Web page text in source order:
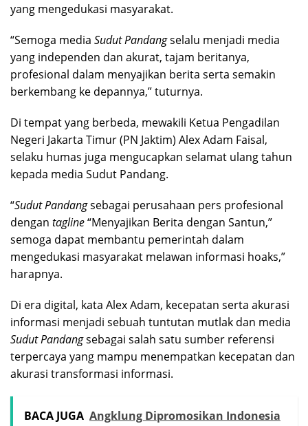
yang mengedukasi masyarakat.
“Semoga media Sudut Pandangselalu menjadi media
yang independen dan akurat, tajam beritanya,
profesional dalam menyajikan berita serta semakin
berkembang ke depannya,” tuturnya.
Di tempat yang berbeda, mewakili Ketua Pengadilan
Negeri Jakarta Timur (PN Jaktim) Alex Adam Faisal,
selaku humas juga mengucapkan selamat ulang tahun
kepada media Sudut Pandang.
“Sudut Pandangsebagai perusahaan pers profesional
dengan tagline“Menyajikan Berita dengan Santun,”
semoga dapat membantu pemerintah dalam
mengedukasi masyarakat melawan informasi hoaks,”
harapnya.
Di era digital, kata Alex Adam, kecepatan serta akurasi
informasi menjadi sebuah tuntutan mutlak dan media
Sudut Pandangsebagai salah satu sumber referensi
terpercaya yang mampu menempatkan kecepatan dan
akurasi transformasi informasi.
BACA JUGA Angklung Dipromosikan Indonesia